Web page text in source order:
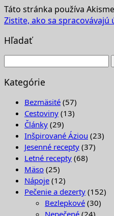
Táto stránka používa
Zistite, ako sa
Hľadať
Kategórie
Bezmäsité (57)
Cestoviny (13)
Články (29)
Inšpirované Áziou (23)
Jesenné recepty (37)
Letné recepty (68)
Mäso (25)
Nápoje (12)
Pečenie a dezerty (152)
Bezlepkové (30)